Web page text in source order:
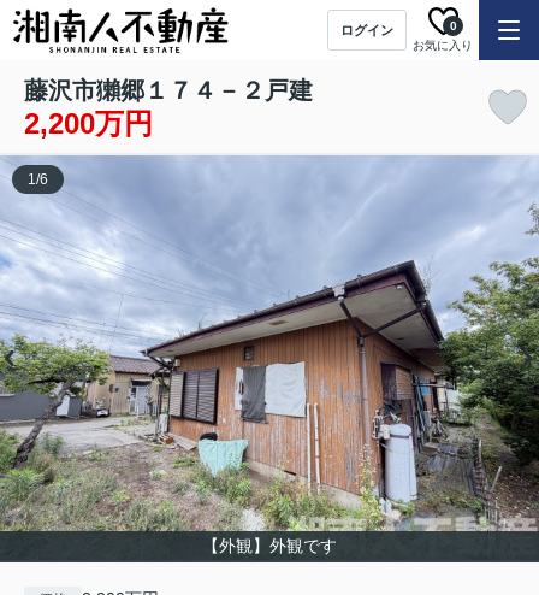
ログイン
お気に入り
0
藤沢市獺郷１７４－２戸建
2,200万円
【外観】外観です
1/6